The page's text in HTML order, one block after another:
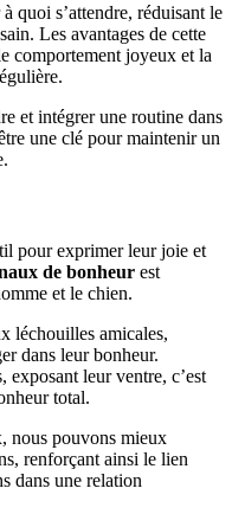
quoi s’attendre, réduisant le
Les avantages de cette
comportement joyeux et la
et intégrer une routine dans
une clé pour maintenir un
pour exprimer leur joie et
de bonheur est
et le chien.
léchouilles amicales,
dans leur bonheur.
exposant leur ventre, c’est
total.
nous pouvons mieux
renforçant ainsi le lien
dans une relation